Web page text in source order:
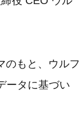
のもと、ウルフ
ータに基づい